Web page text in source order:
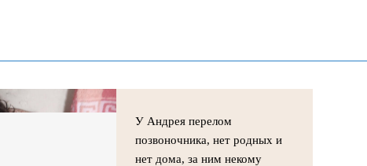
У Андрея перелом
позвоночника, нет родных и
нет дома, за ним некому